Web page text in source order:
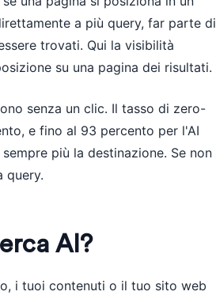
a più query, far parte di
trovati. Qui la visibilità
su una pagina dei risultati.
senza un clic. Il tasso di zero-
e fino al 93 percento per l'AI
più la destinazione. Se non
query.
AI?
i tuoi contenuti o il tuo sito web